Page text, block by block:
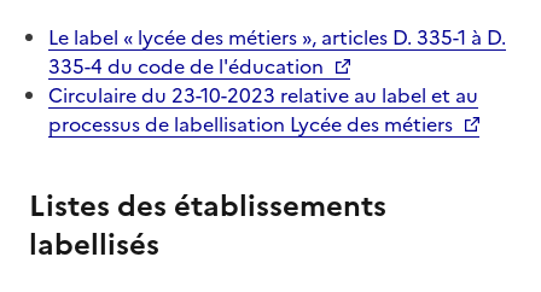
Le label « lycée des métiers », articles D. 335-1 à D.
335-4 du code de l'éducation
Circulaire du 23-10-2023 relative au label et au
processus de labellisation Lycée des métiers
Listes des établissements
labellisés